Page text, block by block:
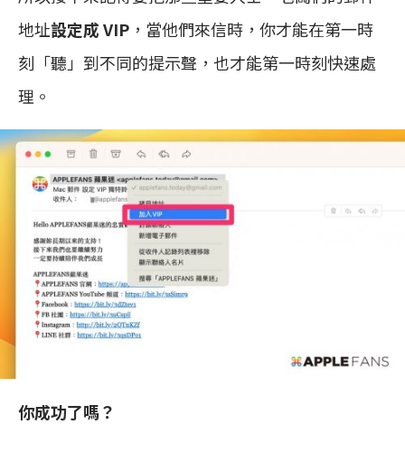
地址設定成 VIP ，當他們來信時，你才能在第一時
刻「聽」到不同的提示聲，也才能第一時刻快速處
理。
你成功了嗎？